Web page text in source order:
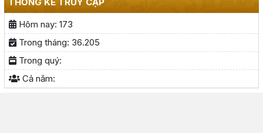
THỐNG KÊ TRUY CẬP
Hôm nay: 173
Trong tháng: 36.205
Trong quý:
Cả năm: